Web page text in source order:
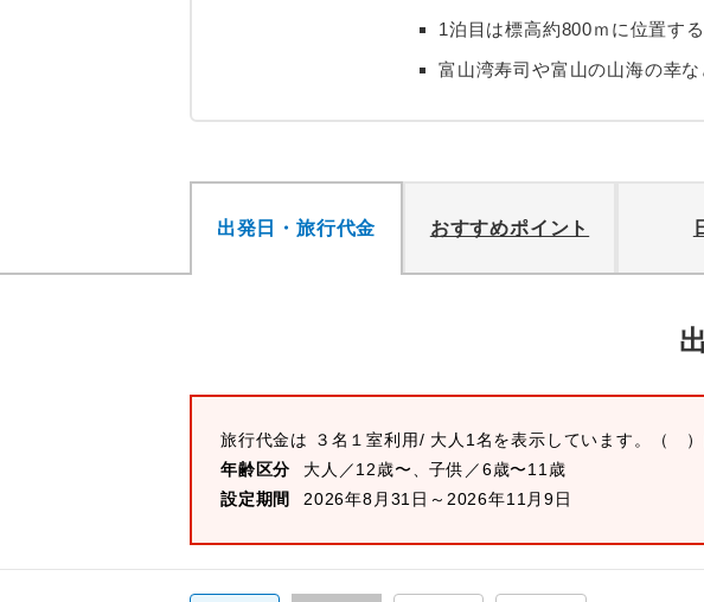
1泊目は標高約800ｍに位置す
富山湾寿司や富山の山海の幸
出発日・旅行代金 おすすめポイント
旅行代金は ３名１室利用/ 大人1名を表示しています。
（ ）
年齢区分
大人／12歳〜、子供／6歳〜11歳
設定期間
2026年8月31日～2026年11月9日